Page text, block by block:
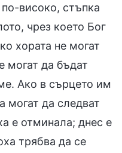
високо, стъпка
чрез което Бог
хората не могат
могат да бъдат
Ако в сърцето им
могат да следват
е отминала; днес е
трябва да се